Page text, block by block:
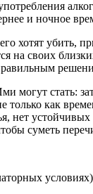
и ночное
хотят
на своих
могут стать:
как
нет
суметь